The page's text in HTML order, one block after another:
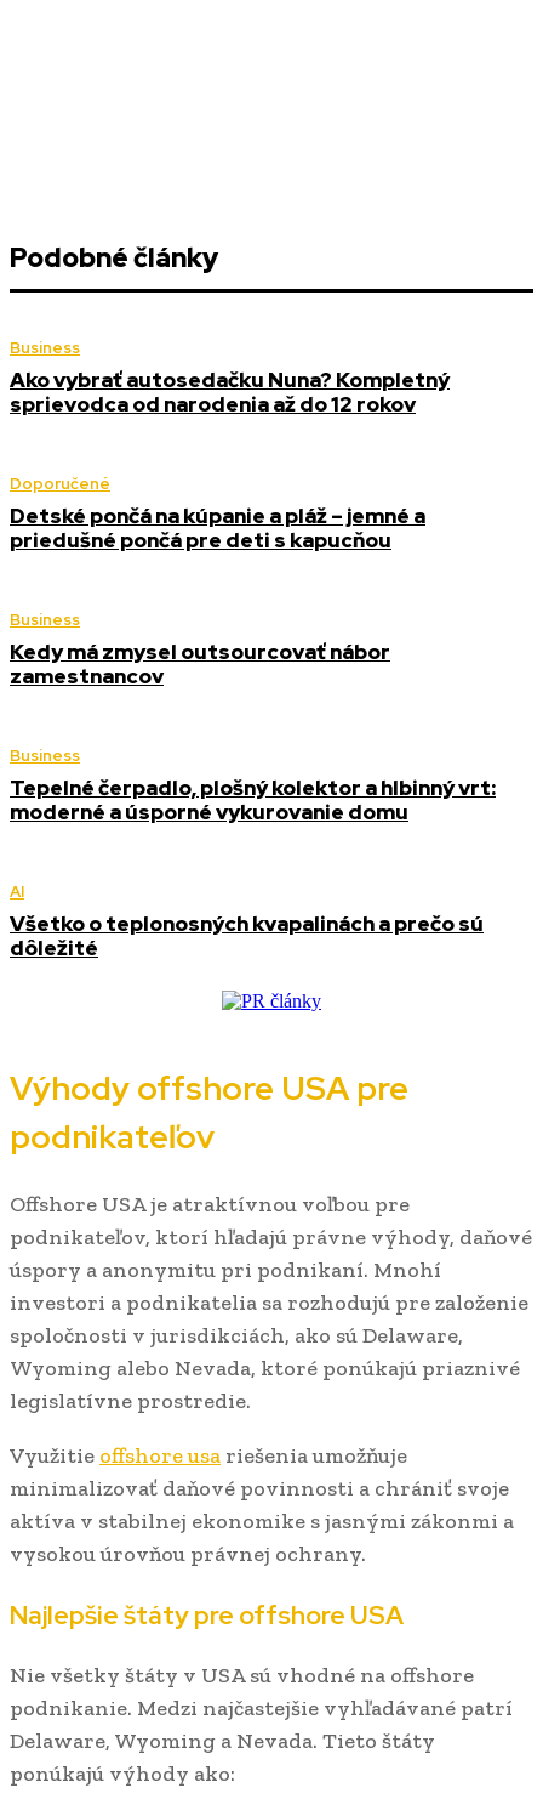
Podobné články
Business
Ako vybrať autosedačku Nuna? Kompletný
sprievodca od narodenia až do 12 rokov
Doporučené
Detské pončá na kúpanie a pláž – jemné a
priedušné pončá pre deti s kapucňou
Business
Kedy má zmysel outsourcovať nábor
zamestnancov
Business
Tepelné čerpadlo, plošný kolektor a hlbinný vrt:
moderné a úsporné vykurovanie domu
AI
Všetko o teplonosných kvapalinách a prečo sú
dôležité
Výhody offshore USA pre
podnikateľov
Offshore USA je atraktívnou voľbou pre
podnikateľov, ktorí hľadajú právne výhody, daňové
úspory a anonymitu pri podnikaní. Mnohí
investori a podnikatelia sa rozhodujú pre založenie
spoločnosti v jurisdikciách, ako sú Delaware,
Wyoming alebo Nevada, ktoré ponúkajú priaznivé
legislatívne prostredie.
Využitie offshore usa riešenia umožňuje
minimalizovať daňové povinnosti a chrániť svoje
aktíva v stabilnej ekonomike s jasnými zákonmi a
vysokou úrovňou právnej ochrany.
Najlepšie štáty pre offshore USA
Nie všetky štáty v USA sú vhodné na offshore
podnikanie. Medzi najčastejšie vyhľadávané patrí
Delaware, Wyoming a Nevada. Tieto štáty
ponúkajú výhody ako: